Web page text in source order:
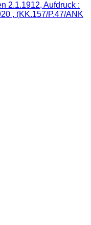
2.1.1912, Aufdruck :
, (KK.157/P.47/ANK